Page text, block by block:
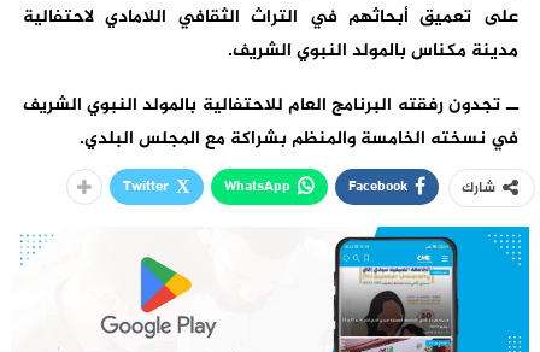
على تعميق أبحاثهم في التراث الثقافي اللامادي لاحتفالية
مدينة مكناس بالمولد النبوي الشريف.
ــ تجدون رفقته البرنامج العام للاحتفالية بالمولد النبوي الشريف
في نسخته الخامسة والمنظم بشراكة مع المجلس البلدي.
شارك Facebook
WhatsApp
Twitter